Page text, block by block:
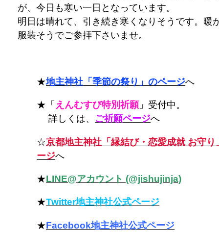
が、今日も寒い一日となっています。
明日は晴れて、引き続き寒くなりそうです。暖
服装そうでご参拝下さいませ。
★地主神社「季節の祭り」のページへ
★「 えんむすび特別祈願」受付中。
詳しくは、 ご祈願ページへ
☆京都地主神社「縁結び・恋愛成就 お守り
ージへ
★LINE@アカウント (@jishujinja)
★Twitter地主神社公式ページ
★Facebook地主神社公式ページ